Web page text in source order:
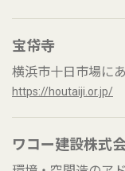
宝帒寺
横浜市十日市場に
https://houtaiji.or.jp/
ワコー建設株式